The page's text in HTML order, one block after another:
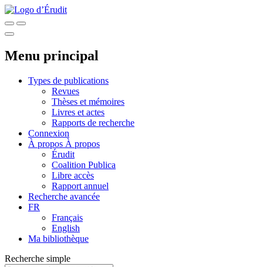
Menu principal
Types de publications
Revues
Thèses et mémoires
Livres et actes
Rapports de recherche
Connexion
À propos À propos
Érudit
Coalition Publica
Libre accès
Rapport annuel
Recherche avancée
FR
Français
English
Ma bibliothèque
Recherche simple